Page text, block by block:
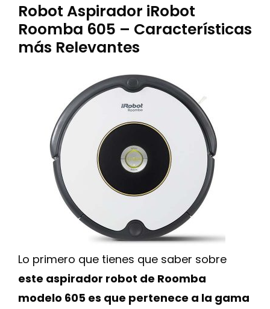
Robot Aspirador iRobot
Roomba 605 – Características
más Relevantes
Lo primero que tienes que saber sobre
este aspirador robot de Roomba
modelo 605 es que pertenece a la gama